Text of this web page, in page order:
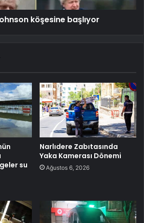
köşesine başlıyor
su
Narlıdere Zabıtasında
Yaka Kamerası Dönemi
Ağustos 6, 2026